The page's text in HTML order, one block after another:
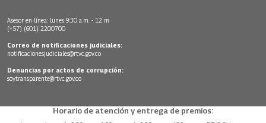
Asesor en línea: lunes 9:30 a.m. - 12 m
(+57) (601) 2200700
Correo de notificaciones judiciales:
notificacionesjudiciales@rtvc.gov.co
Denuncias por actos de corrupción:
soytransparente@rtvc.gov.co
Horario de atención y entrega de premios: